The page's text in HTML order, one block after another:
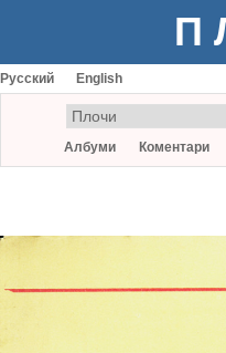
Русский English
Албуми Коментари